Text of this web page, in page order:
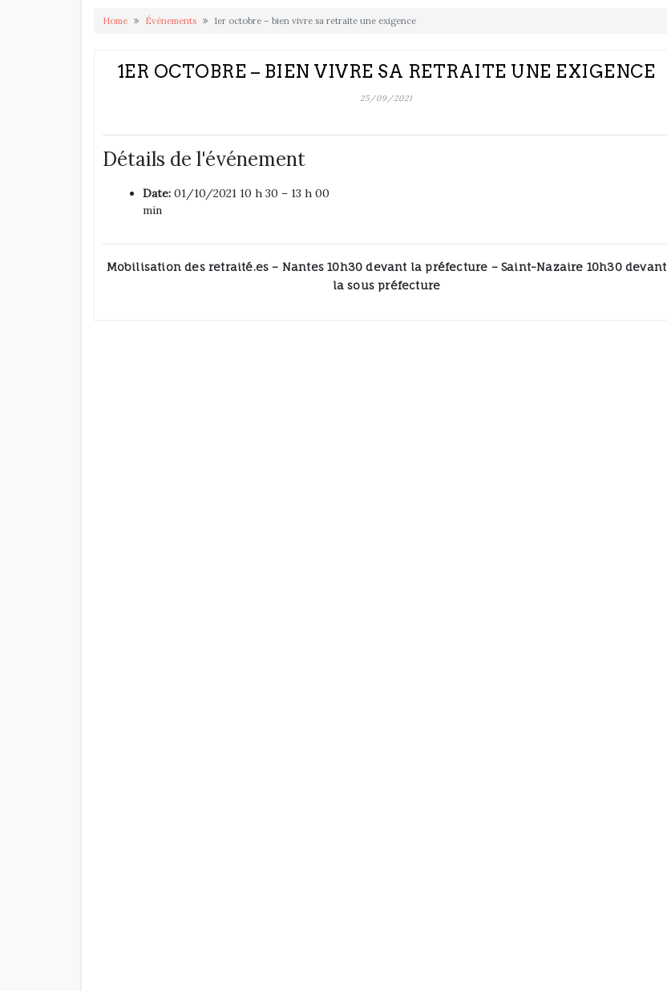
Home Événements 1er octobre – bien vivre sa retraite une exigence
1ER OCTOBRE – BIEN VIVRE SA RETRAITE UNE EXIGENCE
25/09/2021
Détails de l'événement
Date: 01/10/2021 10 h 30 – 13 h 00
min
Mobilisation des retraité.es – Nantes 10h30 devant la préfecture – Saint-Nazaire 10h30 devant
la sous préfecture